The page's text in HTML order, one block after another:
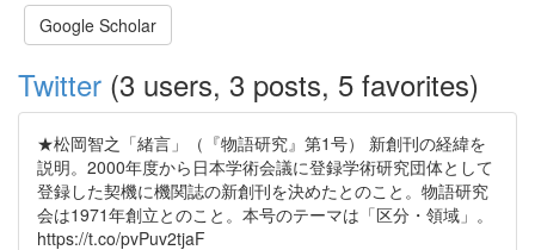
Google Scholar
Twitter (3 users, 3 posts, 5 favorites)
★松岡智之「緒言」（『物語研究』第1号） 新創刊の経緯を
説明。2000年度から日本学術会議に登録学術研究団体として
登録した契機に機関誌の新創刊を決めたとのこと。物語研究
会は1971年創立とのこと。本号のテーマは「区分・領域」。
https://t.co/pvPuv2tjaF